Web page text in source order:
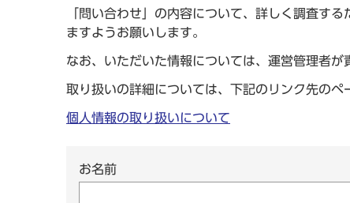
「問い合わせ」の内容について、詳しく調査す
ますようお願いします。
なお、いただいた情報については、運営管理者が
取り扱いの詳細については、下記のリンク先のペ
個人情報の取り扱いについて
お名前